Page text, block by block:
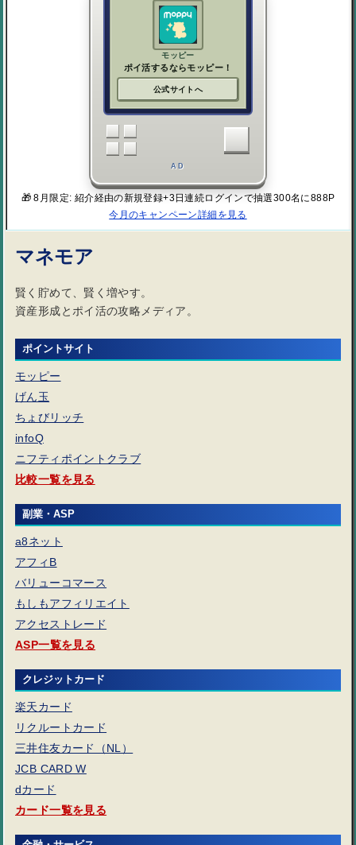
モッピー
ポイ活するならモッピー！
公式サイトへ
AD
🎁 8月限定: 紹介経由の新規登録+3日連続ログインで抽選300名に888P
今月のキャンペーン詳細を見る
マネモア
賢く貯めて、賢く増やす。
資産形成とポイ活の攻略メディア。
ポイントサイト
モッピー
げん玉
ちょびリッチ
infoQ
ニフティポイントクラブ
比較一覧を見る
副業・ASP
a8ネット
アフィB
バリューコマース
もしもアフィリエイト
アクセストレード
ASP一覧を見る
クレジットカード
楽天カード
リクルートカード
三井住友カード（NL）
JCB CARD W
dカード
カード一覧を見る